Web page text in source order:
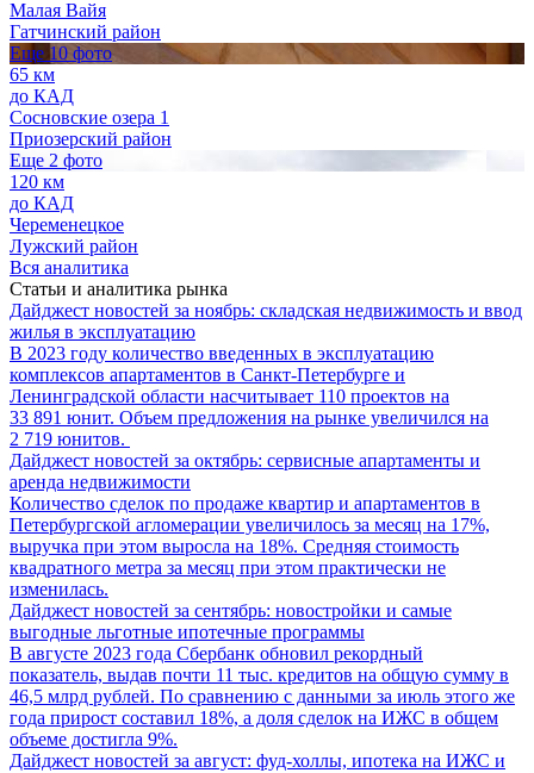
Малая Вайя
Гатчинский район
Еще 10 фото
65 км
до КАД
Сосновские озера 1
Приозерский район
Еще 2 фото
120 км
до КАД
Череменецкое
Лужский район
Вся аналитика
Статьи и аналитика рынка
Дайджест новостей за ноябрь: складская недвижимость и ввод
жилья в эксплуатацию
В 2023 году количество введенных в эксплуатацию
комплексов апартаментов в Санкт-Петербурге и
Ленинградской области насчитывает 110 проектов на
33 891 юнит. Объем предложения на рынке увеличился на
2 719 юнитов.
Дайджест новостей за октябрь: сервисные апартаменты и
аренда недвижимости
Количество сделок по продаже квартир и апартаментов в
Петербургской агломерации увеличилось за месяц на 17%,
выручка при этом выросла на 18%. Средняя стоимость
квадратного метра за месяц при этом практически не
изменилась.
Дайджест новостей за сентябрь: новостройки и самые
выгодные льготные ипотечные программы
В августе 2023 года Сбербанк обновил рекордный
показатель, выдав почти 11 тыс. кредитов на общую сумму в
46,5 млрд рублей. По сравнению с данными за июль этого же
года прирост составил 18%, а доля сделок на ИЖС в общем
объеме достигла 9%.
Дайджест новостей за август: фуд-холлы, ипотека на ИЖС и